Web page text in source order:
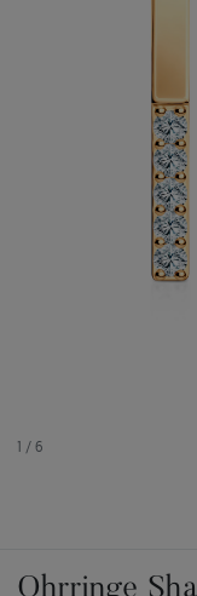
1 / 6
Ohrringe